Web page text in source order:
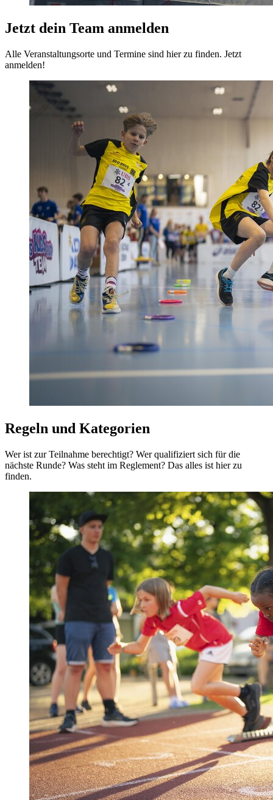
Jetzt dein Team anmelden
Alle Veranstaltungsorte und Termine sind hier zu finden. Jetzt
anmelden!
Regeln und Kategorien
Wer ist zur Teilnahme berechtigt? Wer qualifiziert sich für die
nächste Runde? Was steht im Reglement? Das alles ist hier zu
finden.